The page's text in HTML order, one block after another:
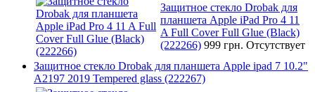
Защитное стекло Drobak для
планшета Apple iPad Pro 4 11
A Full Cover Full Glue (Black)
(222266) 999 грн. Отсутствует
Защитное стекло Drobak для планшета Apple ipad 7 10.2"
A2197 2019 Tempered glass (222267)